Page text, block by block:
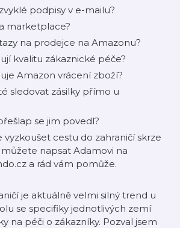
podpisy v e-mailu?
marketplace?
na prodejce na Amazonu?
kvalitu zákaznické péče?
Amazon vrácení zboží?
sledovat zásilky přímo u
se jim povedl?
cestu do zahraničí skrze
napsat Adamovi na
a rád vám pomůže.
je aktuálně velmi silný trend u
se specifiky jednotlivých zemí
na péči o zákazníky. Pozval jsem